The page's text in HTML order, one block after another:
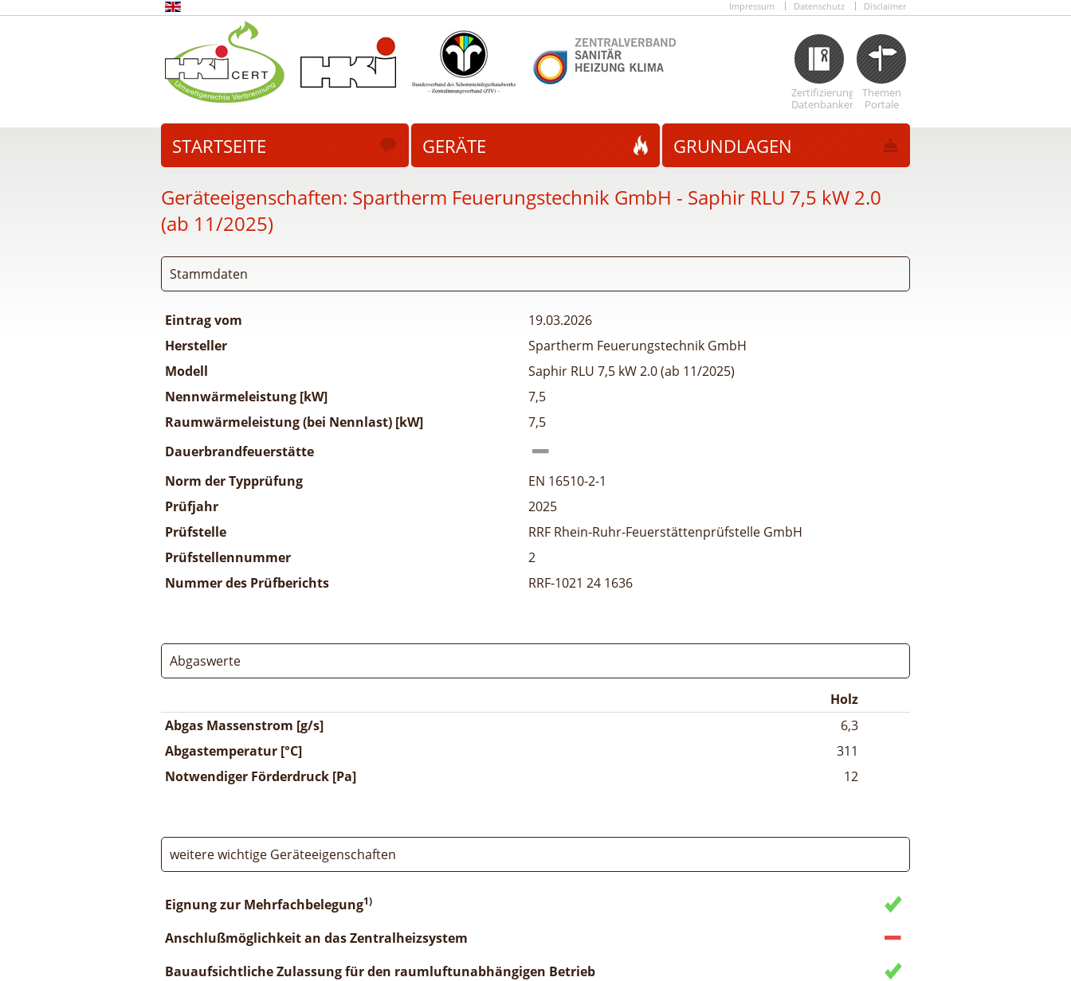
Impressum Datenschutz Disclaimer
Zertifizierungs
Datenbanken
Themen
Portale
STARTSEITE GERÄTE GRUNDLAGEN
Geräteeigenschaften: Spartherm Feuerungstechnik GmbH - Saphir RLU 7,5 kW 2.0
(ab 11/2025)
Stammdaten
Eintrag vom
19.03.2026
Hersteller
Spartherm Feuerungstechnik GmbH
Modell
Saphir RLU 7,5 kW 2.0 (ab 11/2025)
Nennwärmeleistung [kW]
7,5
Raumwärmeleistung (bei Nennlast) [kW]
7,5
Dauerbrandfeuerstätte
Norm der Typprüfung
EN 16510-2-1
Prüfjahr
2025
Prüfstelle
RRF Rhein-Ruhr-Feuerstättenprüfstelle GmbH
Prüfstellennummer
2
Nummer des Prüfberichts
RRF-1021 24 1636
Abgaswerte
Holz
Abgas Massenstrom [g/s]
6,3
Abgastemperatur [°C]
311
Notwendiger Förderdruck [Pa]
12
weitere wichtige Geräteeigenschaften
Eignung zur Mehrfachbelegung1)
Anschlußmöglichkeit an das Zentralheizsystem
Bauaufsichtliche Zulassung für den raumluftunabhängigen Betrieb